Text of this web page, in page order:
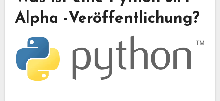
Alpha -Veröffentlichung?